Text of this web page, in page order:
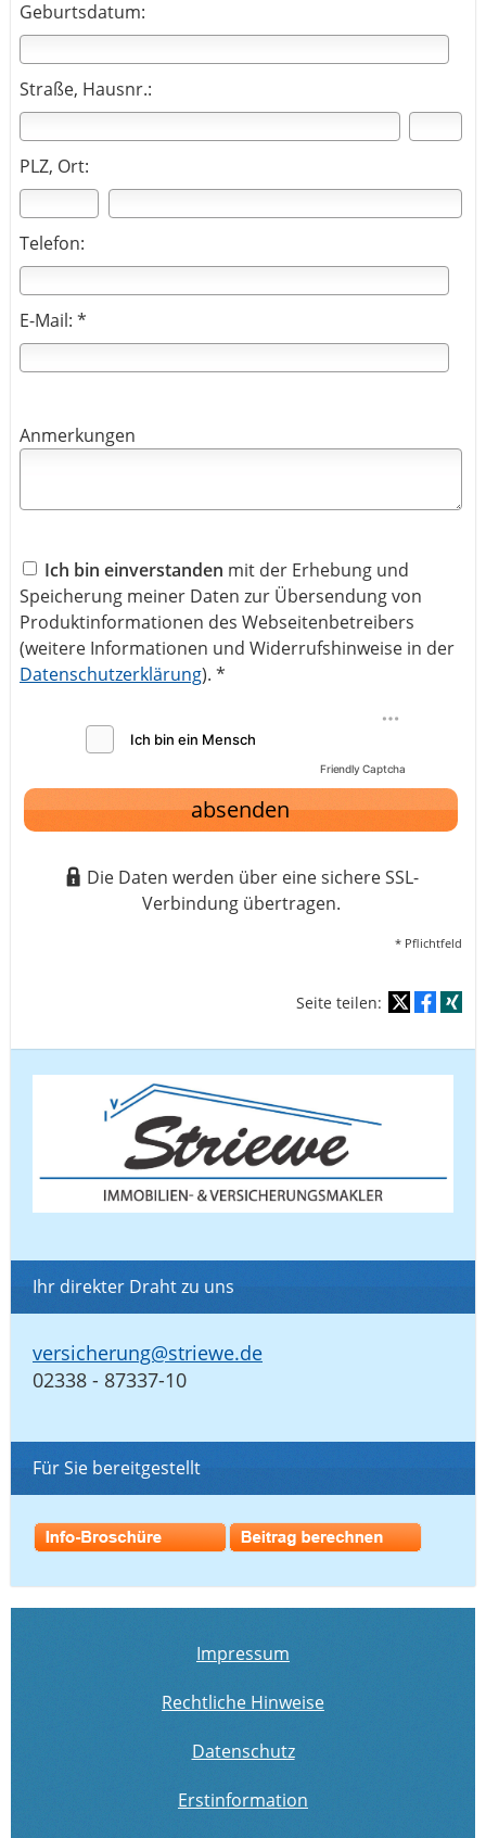
Geburtsdatum:
Straße, Hausnr.:
PLZ, Ort:
Telefon:
E-Mail: *
Anmerkungen
Ich bin einverstanden mit der Erhebung und
Speicherung meiner Daten zur Übersendung von
Produktinformationen des Webseitenbetreibers
(weitere Informationen und Widerrufshinweise in der
Datenschutzerklärung). *
Friendly Captcha
absenden
Die Daten werden über eine sichere SSL-
Verbindung übertragen.
* Pflichtfeld
Seite teilen:
Ihr direkter Draht zu uns
versicherung@striewe.de
02338 - 87337-10
Für Sie bereitgestellt
Impressum
Rechtliche Hinweise
Datenschutz
Erstinformation